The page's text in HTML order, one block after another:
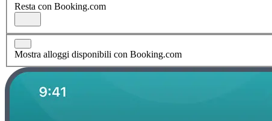
Resta con Booking.com
Mostra alloggi disponibili con Booking.com